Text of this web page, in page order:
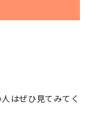
はぜひ見てみてく